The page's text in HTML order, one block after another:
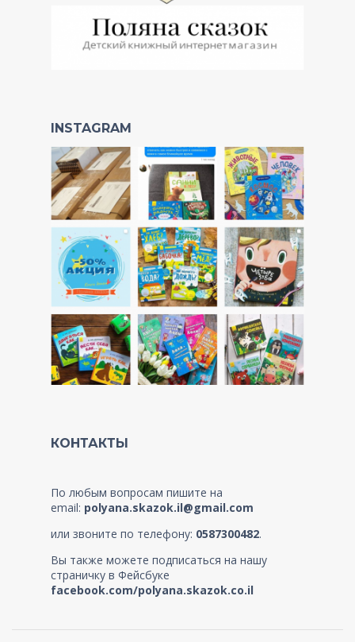
INSTAGRAM
КОНТАКТЫ
По любым вопросам пишите на
email: polyana.skazok.il@gmail.com
или звоните по телефону: 0587300482.
Вы также можете подписаться на нашу
страничку в Фейсбуке
facebook.com/polyana.skazok.co.il